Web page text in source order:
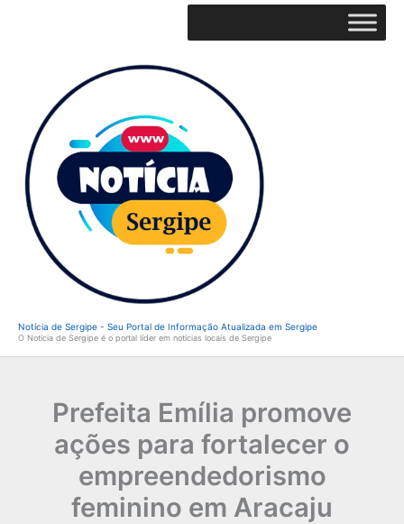
Notícia de Sergipe - Seu Portal de Informação Atualizada em Sergipe
O Notícia de Sergipe é o portal líder em notícias locais de Sergipe
Prefeita Emília promove
ações para fortalecer o
empreendedorismo
feminino em Aracaju